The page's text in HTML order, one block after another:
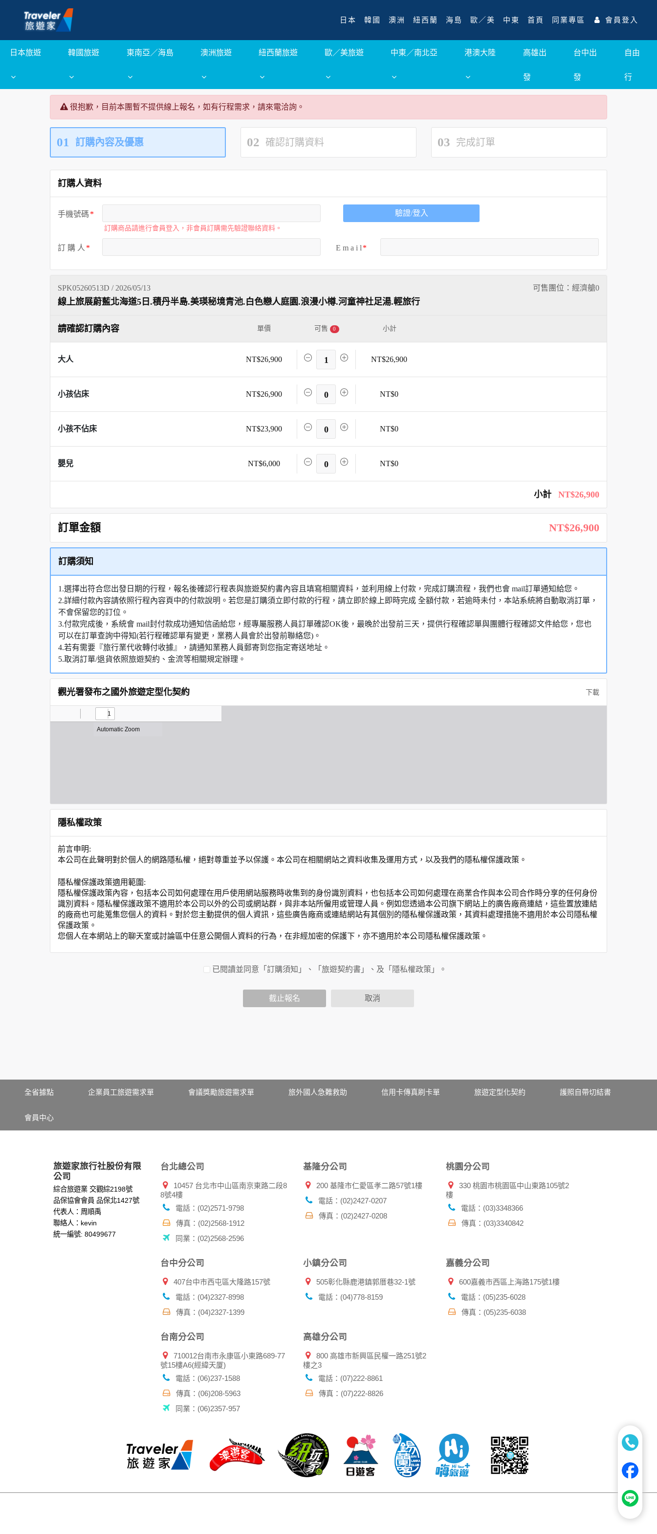
日本 韓國 澳洲 紐西蘭 海島 歐／美 中東 首頁 同業專區 會員登入
日本旅遊 韓國旅遊 東南亞／海島 澳洲旅遊 紐西蘭旅遊 歐／美旅遊 中東／南北亞 港澳大陸 高雄出
發
台中出
發
自由
行
很抱歉，目前本團暫不提供線上報名，如有行程需求，請來電洽詢。
01 訂購內容及優惠 02 確認訂購資料 03 完成訂單
訂購人資料
手機號碼
訂購商品請進行會員登入，非會員訂購需先驗證聯絡資料。
驗證/登入
訂 購 人 E m a i l
SPK05260513D / 2026/05/13 可售團位：經濟艙0
線上旅展蔚藍北海道5日.積丹半島.美瑛秘境青池.白色戀人庭園.浪漫小樽.河童神社足湯.輕旅行
請確認訂購內容 單價 可售 0 小計
大人 NT$26,900 1 NT$26,900
小孩佔床 NT$26,900 0 NT$0
小孩不佔床 NT$23,900 0 NT$0
嬰兒 NT$6,000 0 NT$0
小計 NT$26,900
訂單金額 NT$26,900
訂購須知
1.選擇出符合您出發日期的行程，報名後確認行程表與旅遊契約書內容且填寫相關資料，並利用線上付款，完成訂購流程，我們也會 mail訂單通知給您。
2.詳細付款內容請依照行程內容頁中的付款說明。若您是訂購須立即付款的行程，請立即於線上即時完成 全額付款，若逾時未付，本站系統將自動取消訂單，
不會保留您的訂位。
3.付款完成後，系統會 mail封付款成功通知信函給您，經專屬服務人員訂單確認OK後，最晚於出發前三天，提供行程確認單與團體行程確認文件給您，您也
可以在訂單查詢中得知(若行程確認單有變更，業務人員會於出發前聯絡您)。
4.若有需要『旅行業代收轉付收據』，請通知業務人員郵寄到您指定寄送地址。
5.取消訂單/退貨依照旅遊契約、金流等相關規定辦理。
觀光署發布之國外旅遊定型化契約 下載
隱私權政策
前言申明:
本公司在此聲明對於個人的網路隱私權，絕對尊重並予以保護。本公司在相關網站之資料收集及運用方式，以及我們的隱私權保護政策。
隱私權保護政策適用範圍:
隱私權保護政策內容，包括本公司如何處理在用戶使用網站服務時收集到的身份識別資料，也包括本公司如何處理在商業合作與本公司合作時分享的任何身份
識別資料。隱私權保護政策不適用於本公司以外的公司或網站群，與非本站所僱用或管理人員。例如您透過本公司旗下網站上的廣告廠商連結，這些置放連結
的廠商也可能蒐集您個人的資料。對於您主動提供的個人資訊，這些廣告廠商或連結網站有其個別的隱私權保護政策，其資料處理措施不適用於本公司隱私權
保護政策。
您個人在本網站上的聊天室或討論區中任意公開個人資料的行為，在非經加密的保護下，亦不適用於本公司隱私權保護政策。
為了在本網站提供您最佳的互動性服務，可能會請您提供相關個人的資料，其範圍如下：
於一般瀏覽時，伺服器會自行記錄相關行徑，包括您使用連線設備的 IP 位址、使用時間、使用的瀏覽器、瀏覽及點選資料記錄等，做為我們增進網站服務的
其他除了上述，會保留您在上網瀏覽或查詢時，伺服器自行產生的相關記錄，包括您使用連線設備的 IP 位址、使用時間、使用的瀏覽器、瀏覽及點選資料紀
錄等。本網站會對個別連線者的瀏覽器予以標示，歸納使用者瀏覽器在本網站內部所瀏覽的網頁，除非您願意告知您的個人資料，否則本網站不會也無法將此
本網站將在事前或註冊登錄取得您的同意後，傳送商業性資料或電子郵件給您。本公司除了在該資料或電子郵件上註明是由本公司發送，也會在該資料或電子
資料使用:
本公司不會向任何人出售或出借您的個人識別資料。
在以下情況下， 本公司會向其他人士或公司提供您的個人識別資料：
1.遵守法令或政府機關的要求；或我們發覺您在網站上的行為違反本公司旗下網站的會員條款或產品、服務的特定使用指南。
2.為了保護使用者個人隱私，我們無法為您查詢其他使用者的帳號資料。若您有相關法律上問題需查閱他人資料時，請務必向警政單位提出告訴，我們將全力
配合警政單位調查並提供所有相關資料，以協助調查及破案！
自我保護措施:
服務後，務必記得登出帳戶或關閉網頁瀏覽器，以防止他人讀取您的個人資料。
已閱讀並同意「訂購須知」、「旅遊契約書」、及「隱私權政策」。
截止報名 取消
全省據點 企業員工旅遊需求單 會議獎勵旅遊需求單 旅外國人急難救助 信用卡傳真刷卡單 旅遊定型化契約 護照自帶切結書
會員中心
旅遊家旅行社股份有限
公司
綜合旅遊業 交觀綜2198號
品保協會會員 品保北1427號
代表人：周順禹
聯絡人：kevin
統一編號: 80499677
台北總公司
10457 台北市中山區南京東路二段8
8號4樓
電話：(02)2571-9798
傳真：(02)2568-1912
同業：(02)2568-2596
基隆分公司
200 基隆市仁愛區孝二路57號1樓
電話：(02)2427-0207
傳真：(02)2427-0208
桃園分公司
330 桃園市桃園區中山東路105號2
樓
電話：(03)3348366
傳真：(03)3340842
台中分公司
407台中市西屯區大隆路157號
電話：(04)2327-8998
傳真：(04)2327-1399
小鎮分公司
505彰化縣鹿港鎮郭厝巷32-1號
電話：(04)778-8159
嘉義分公司
600嘉義市西區上海路175號1樓
電話：(05)235-6028
傳真：(05)235-6038
台南分公司
710012台南市永康區小東路689-77
號15樓A6(經緯天厦)
電話：(06)237-1588
傳真：(06)208-5963
同業：(06)2357-957
高雄分公司
800 高雄市新興區民權一路251號2
樓之3
電話：(07)222-8861
傳真：(07)222-8826